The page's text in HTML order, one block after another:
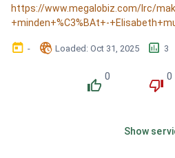
minden! / Nevemet tán csúfnak
https://www.megalobiz.com/lrc/
+minden+%C3%BAt+-
󰃶 - 󱉊 Loaded: Oct 31, 2025 󱕎 3
󰔔
0
󰔒
0
Show